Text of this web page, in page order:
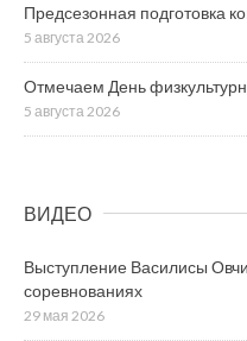
Предсезонная подготовка
5 августа 2026
Отмечаем День
5 августа 2026
ВИДЕО
Выступление Василисы
соревнованиях
29 мая 2026